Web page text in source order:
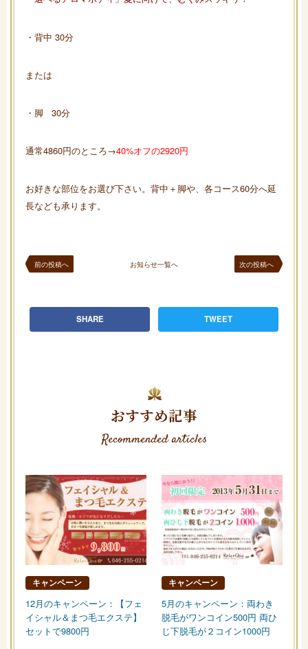
・背中 30分
または
・脚 30分
通常4860円のところ→40%オフの2920円
お好きな部位をお選び下さい。背中＋脚や、各コース60分へ延
長なども承ります。
前の投稿へ お知らせ一覧へ 次の投稿へ
SHARE TWEET
おすすめ記事
Recommended articles
キャンペーン
12月のキャンペーン：【フェ
イシャル＆まつ毛エクステ】
セットで9800円
キャンペーン
5月のキャンペーン：両わき
脱毛がワンコイン500円 両ひ
じ下脱毛が２コイン1000円